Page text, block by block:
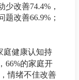
改善74.4%，
改善66.9%；
庭健康认知持
66%的家庭开
情绪不佳改善